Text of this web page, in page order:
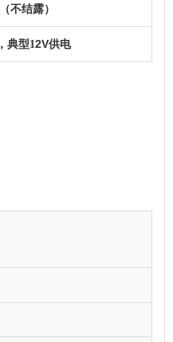
（不结露）
， 典型12V供电